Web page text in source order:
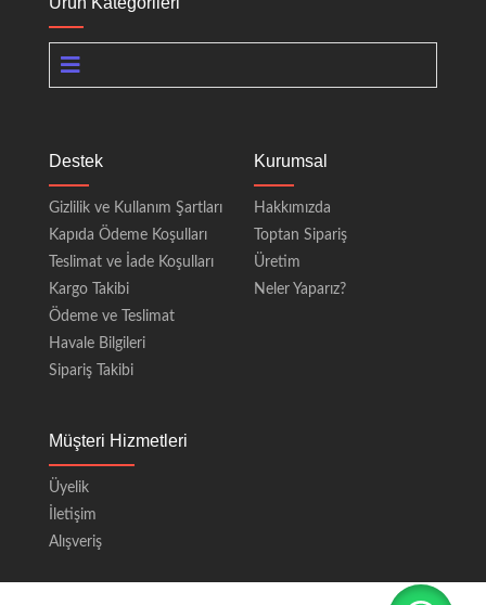
Destek
Gizlilik ve Kullanım Şartları
Kapıda Ödeme Koşulları
Teslimat ve İade Koşulları
Kargo Takibi
Ödeme ve Teslimat
Havale Bilgileri
Sipariş Takibi
Kurumsal
Hakkımızda
Toptan Sipariş
Üretim
Neler Yaparız?
Müşteri Hizmetleri
Üyelik
İletişim
Alışveriş